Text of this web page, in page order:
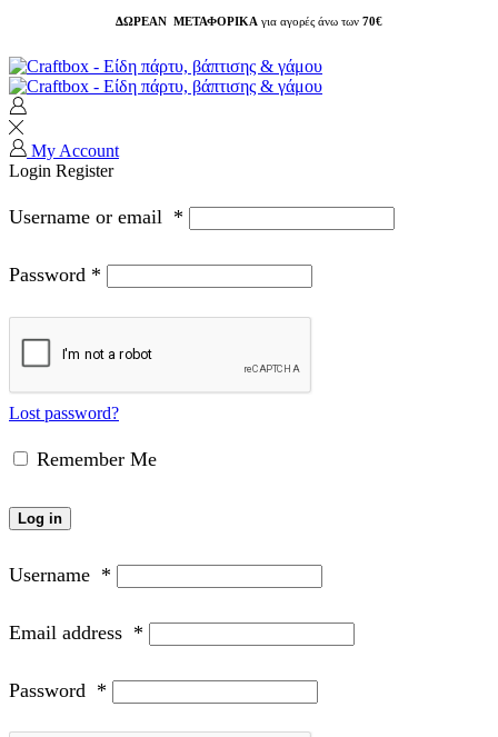
ΔΩΡΕΑΝ ΜΕΤΑΦΟΡΙΚΑ για αγορές άνω των 70€
My Account
Login Register
Username or email *
Password *
Lost password?
Remember Me
Log in
Username *
Email address *
Password *